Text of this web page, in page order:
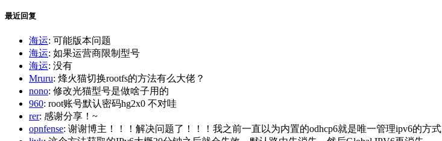
最近回复
海运: 可能版本问题
海运: 如果运营商限制型号
海运: 没有
Mruru: 烽火猫切换rootfs的方法有么大佬？
nono: 修改光猫型号是做啥子用的
960: root账号默认密码hg2x0 不对哇
rer: 感谢分享！~
opnfense: 谢谢博主！！！解决问题了！！！我之前一直以为内置的odhcp6就是唯一管理ipv6的方式